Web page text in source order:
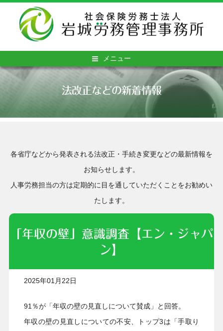
メニュー
法改正などの新着情報
各省庁などから発表される法改正・手続き変更などの最新情報を
お知らせします。
人事労務担当の方は定期的に目を通していただくことをお勧めい
たします。
「年収の壁」意識調査【エン・ジャパ
ン】
2025年01月22日
91％が「年収の壁の見直しについて賛成」と回答。
年収の壁の見直しについての不安、トップ3は「手取り